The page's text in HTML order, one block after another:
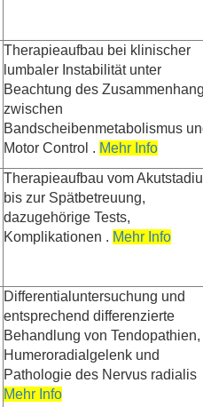
Therapieaufbau bei klinischer
lumbaler Instabilität unter
Beachtung des
zwischen
Bandscheibenmetabolismus
Motor Control . Mehr Info
Therapieaufbau vom
bis zur Spätbetreuung,
dazugehörige Tests,
Komplikationen . Mehr Info
Differentialuntersuchung und
entsprechend differenzierte
Behandlung von Tendopathien,
Humeroradialgelenk und
Pathologie des Nervus radialis
Mehr Info